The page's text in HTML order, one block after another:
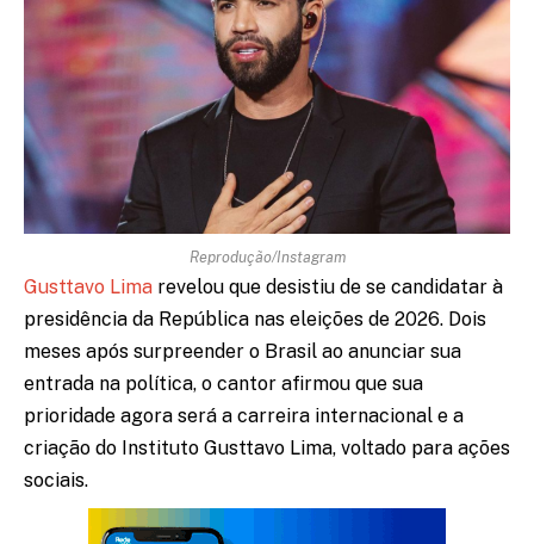
Reprodução/Instagram
Gusttavo Lima revelou que desistiu de se candidatar à
presidência da República nas eleições de 2026. Dois
meses após surpreender o Brasil ao anunciar sua
entrada na política, o cantor afirmou que sua
prioridade agora será a carreira internacional e a
criação do Instituto Gusttavo Lima, voltado para ações
sociais.